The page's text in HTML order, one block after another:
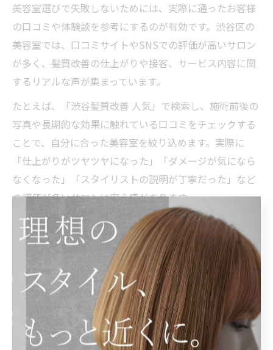
美容室選びで失敗しないためには、実際に通ったお客様
の口コミや体験談を参考にするのが有効です。渋谷区の
美容室では、口コミサイトやSNSでの評価が高いサロン
が多く、髪質改善の仕上がりや接客、サービス内容に関
するリアルな声が集まっています。
たとえば、「渋谷髪質改善 人気」で検索し、施術前後の
写真や長期的な効果に触れている口コミをチェックする
ことで、自分に合った美容室を絞り込めます。実際に
「仕上がりがツヤツヤになった」「ダメージが気になら
なくなった」「スタイリストの説明が丁寧だった」など
の評価が多いサロンは安心感があります。
一方で、悪い口コミとして「希望と違う仕上がりになっ
た」「効果が長持ちしなかった」などの内容も見かけま
す。こうした意見も参考にし、サロン選びの際は複数の
口コミを比較することが大切です。
美容室のカウンセリングで確認すべき点
髪質改善を成功させるためには、美容室でのカウンセリ